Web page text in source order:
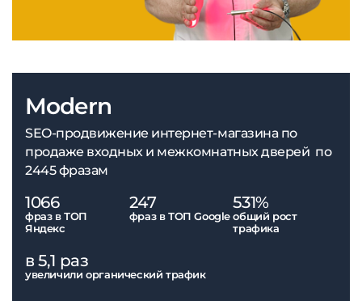
Modern
SEO-продвижение интернет-магазина по
продаже входных и межкомнатных дверей по
2445 фразам
1066
фраз в ТОП
Яндекс
247
фраз в ТОП Google
531%
общий рост
трафика
в 5,1 раз
увеличили органический трафик